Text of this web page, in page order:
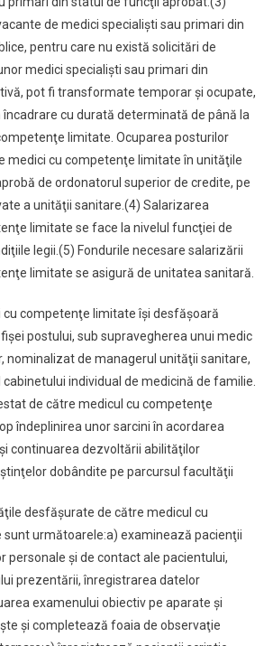
de medici specialişti sau primari din
pentru care nu există solicitări de
medici specialişti sau primari din
pot fi transformate temporar şi ocupate,
încadrare cu durată determinată de până la
limitate. Ocuparea posturilor
medici cu competenţe limitate în unităţile
de ordonatorul superior de credite, pe
a unităţii sanitare. (4) Salarizarea
limitate se face la nivelul funcţiei de
legii. (5) Fondurile necesare salarizării
limitate se asigură de unitatea sanitară.
cu competenţe limitate îşi desfăşoară
postului, sub supravegherea unui medic
nominalizat de managerul unităţii sanitare,
individual de medicină de familie.
de către medicul cu competenţe
îndeplinirea unor sarcini în acordarea
continuarea dezvoltării abilităţilor
dobândite pe parcursul facultăţii
desfăşurate de către medicul cu
următoarele:a) examinează pacienţii
personale şi de contact ale pacientului,
prezentării, înregistrarea datelor
examenului obiectiv pe aparate şi
şi completează foaia de observaţie